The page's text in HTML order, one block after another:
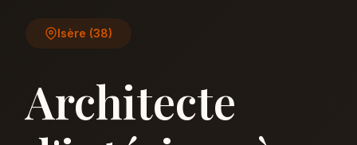
Isère (38)
Architecte